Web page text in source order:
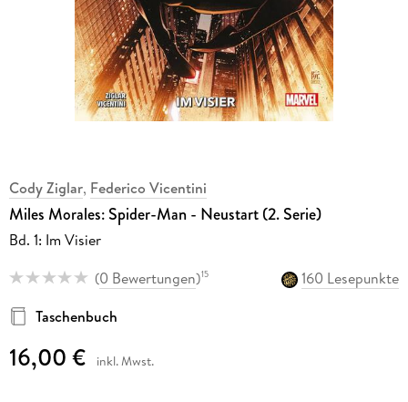
Cody Ziglar, Federico Vicentini
Miles Morales: Spider-Man - Neustart (2. Serie)
Bd. 1: Im Visier
(0 Bewertungen)15
160 Lesepunkte
Taschenbuch
16,00 € inkl. Mwst.